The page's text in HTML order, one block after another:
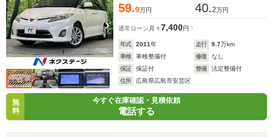
59.9万円 40.2万円
通常ローン 月々7,400円
年式 2011年 走行 9.7万km
車検
車検整備付 修復
なし
保証
保証付 整備
法定整備付
住所
広島県広島市安芸区
無
料
今すぐ在庫確認・見積依頼
電話する